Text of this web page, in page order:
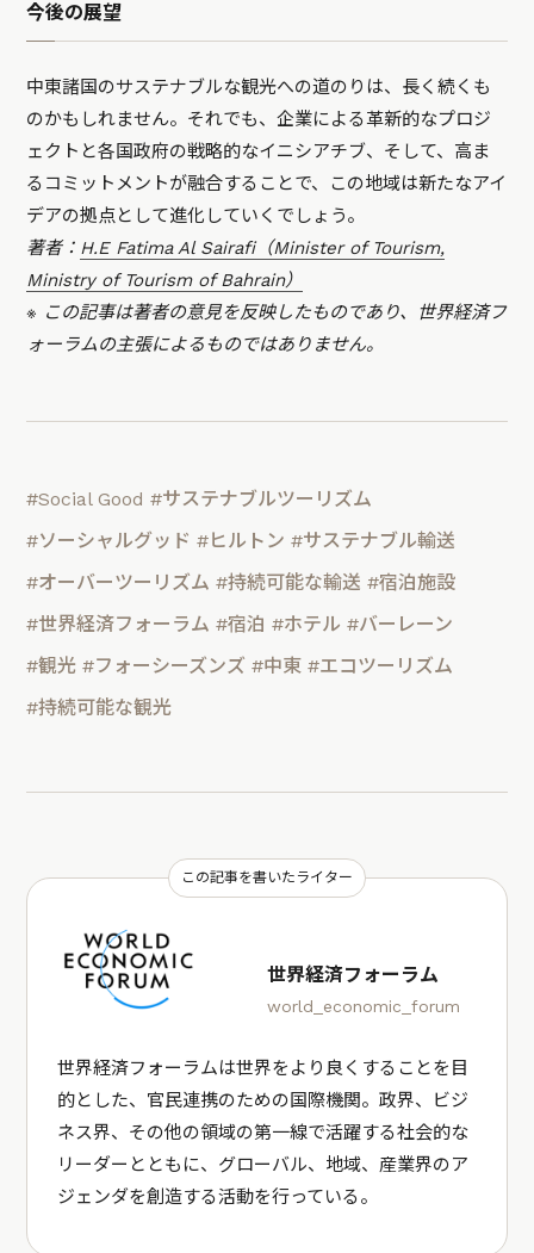
今後の展望
中東諸国のサステナブルな観光への道のりは、長く続くも
のかもしれません。それでも、企業による革新的なプロジ
ェクトと各国政府の戦略的なイニシアチブ、そして、高ま
るコミットメントが融合することで、この地域は新たなアイ
デアの拠点として進化していくでしょう。
著者： H.E Fatima Al Sairafi（Minister of Tourism,
Ministry of Tourism of Bahrain）
※ この記事は著者の意見を反映したものであり、世界経済フ
ォーラムの主張によるものではありません。
#Social Good #サステナブルツーリズム
#ソーシャルグッド #ヒルトン #サステナブル輸送
#オーバーツーリズム #持続可能な輸送 #宿泊施設
#世界経済フォーラム #宿泊 #ホテル #バーレーン
#観光 #フォーシーズンズ #中東 #エコツーリズム
#持続可能な観光
この記事を書いたライター
世界経済フォーラム
world_economic_forum
世界経済フォーラムは世界をより良くすることを目
的とした、官民連携のための国際機関。政界、ビジ
ネス界、その他の領域の第一線で活躍する社会的な
リーダーとともに、グローバル、地域、産業界のア
ジェンダを創造する活動を行っている。